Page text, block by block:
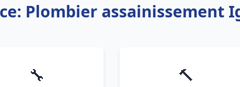
Plombier assainissement
🔧 🔨